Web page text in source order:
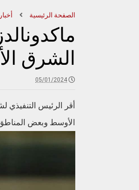
الصفحة الرئيسية أخبار
الشرق
05/01/2024
أقر الرئيس
الأوسط وبعض